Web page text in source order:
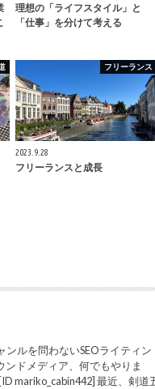
理想の「ライフスタイル」と
「仕事」を分けて考える
フリーランス
2023.9.28
フリーランスと成長
ルを問わないSEOライティン
ドメディア、何でもやりま
mariko_cabin442] 最近、剣道